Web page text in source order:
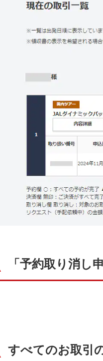
「予約取り消し
すべてのお取引